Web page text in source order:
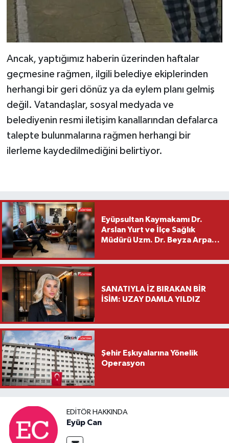
Ancak, yaptığımız haberin üzerinden haftalar
geçmesine rağmen, ilgili belediye ekiplerinden
herhangi bir geri dönüz ya da eylem planı gelmiş
değil. Vatandaşlar, sosyal medyada ve
belediyenin resmi iletişim kanallarından defalarca
talepte bulunmalarına rağmen herhangi bir
ilerleme kaydedilmediğini belirtiyor.
Eyüpsultan Kaymakamı Dr.
Arslan Yurt ve İlçe Sağlık
Müdürü Uzm. Dr. Beyza Arpacı
Ziyareti
SANATIYLA İZ BIRAKAN BİR
İSİM: UZAY DAMLA YILDIZ
Şehir Eşkıyalarına Yönelik
Operasyon
EDITÖR HAKKINDA
Eyüp Can